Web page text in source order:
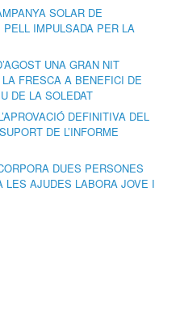
SOLAR DE
IMPULSADA PER LA
UNA GRAN NIT
FRESCA A BENEFICI DE
DE LA SOLEDAT
DEFINITIVA DEL
DE L’INFORME
DUES PERSONES
LES AJUDES LABORA JOVE I